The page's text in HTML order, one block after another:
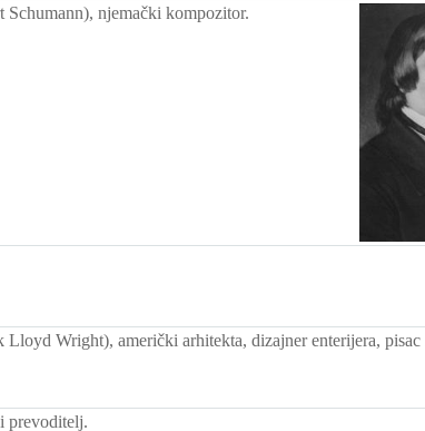
Schumann), njemački kompozitor.
Wright), američki arhitekta, dizajner enterijera, pisac
prevoditelj.